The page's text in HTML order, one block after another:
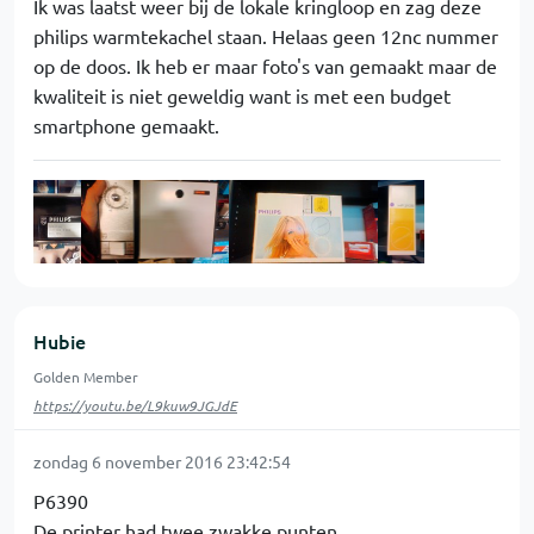
Ik was laatst weer bij de lokale kringloop en zag deze
philips warmtekachel staan. Helaas geen 12nc nummer
op de doos. Ik heb er maar foto's van gemaakt maar de
kwaliteit is niet geweldig want is met een budget
smartphone gemaakt.
Hubie
Golden Member
https://youtu.be/L9kuw9JGJdE
zondag 6 november 2016 23:42:54
P6390